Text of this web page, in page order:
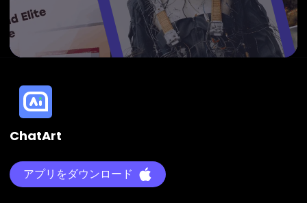
ChatArt
アプリをダウンロード